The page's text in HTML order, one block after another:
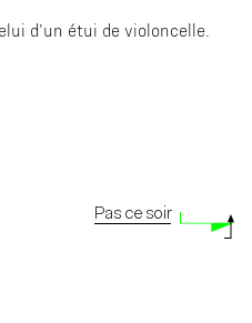
d’un étui de violoncelle.
Pas ce soir